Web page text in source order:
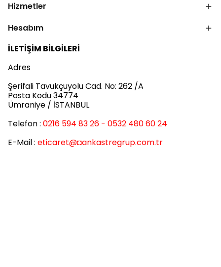
Hizmetler
Hesabım
İLETİŞİM BİLGİLERİ
Adres
Şerifali Tavukçuyolu Cad. No: 262 /A
Posta Kodu 34774
Ümraniye / İSTANBUL
Telefon : 0216 594 83 26 - 0532 480 60 24
E-Mail : eticaret@◘ankastregrup.com.tr